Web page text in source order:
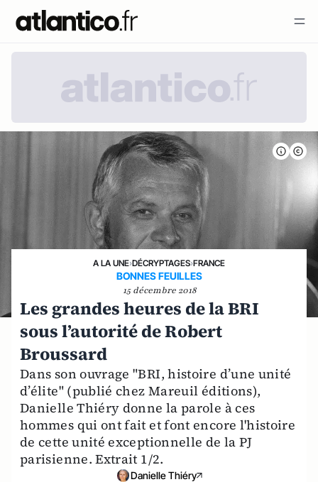
A LA UNE›DÉCRYPTAGES›FRANCE
BONNES FEUILLES
15 décembre 2018
Les grandes heures de la BRI
sous l’autorité de Robert
Broussard
Dans son ouvrage "BRI, histoire d’une unité
d’élite" (publié chez Mareuil éditions),
Danielle Thiéry donne la parole à ces
hommes qui ont fait et font encore l'histoire
de cette unité exceptionnelle de la PJ
parisienne. Extrait 1/2.
Danielle Thiéry